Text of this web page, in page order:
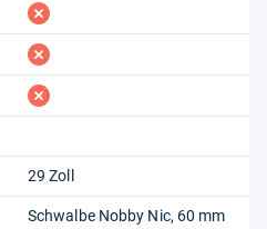
fehlt
fehlt
fehlt
29 Zoll
Schwalbe Nobby Nic, 60 mm